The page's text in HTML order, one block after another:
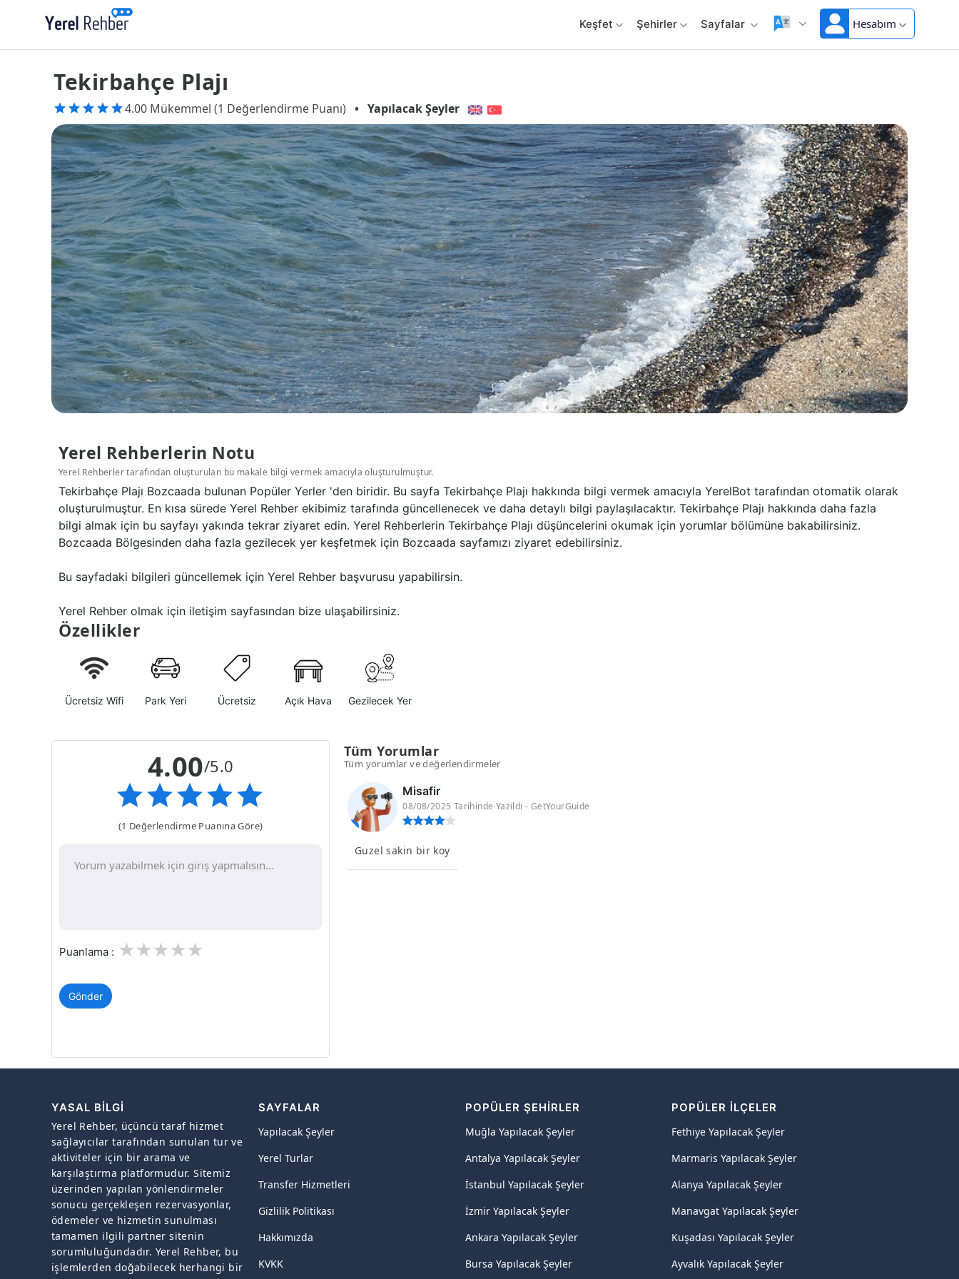
Keşfet Şehirler Sayfalar Hesabım
Tekirbahçe Plajı
4.00 Mükemmel (1 Değerlendirme Puanı) • Yapılacak Şeyler
Yerel Rehberlerin Notu
Yerel Rehberler tarafından oluşturulan bu makale bilgi vermek amacıyla oluşturulmuştur.
Tekirbahçe Plajı Bozcaada bulunan Popüler Yerler 'den biridir. Bu sayfa Tekirbahçe Plajı hakkında bilgi vermek amacıyla YerelBot tarafından otomatik olarak
oluşturulmuştur. En kısa sürede Yerel Rehber ekibimiz tarafında güncellenecek ve daha detaylı bilgi paylaşılacaktır. Tekirbahçe Plajı hakkında daha fazla
bilgi almak için bu sayfayı yakında tekrar ziyaret edin. Yerel Rehberlerin Tekirbahçe Plajı düşüncelerini okumak için yorumlar bölümüne bakabilirsiniz.
Bozcaada Bölgesinden daha fazla gezilecek yer keşfetmek için Bozcaada sayfamızı ziyaret edebilirsiniz.
Bu sayfadaki bilgileri güncellemek için Yerel Rehber başvurusu yapabilirsin.
Yerel Rehber olmak için iletişim sayfasından bize ulaşabilirsiniz.
Özellikler
Ücretsiz Wifi Park Yeri Ücretsiz Açık Hava Gezilecek Yer
4.00/5.0
(1 Değerlendirme Puanına Göre)
Puanlama : 3
2
1
Gönder
Tüm Yorumlar
Tüm yorumlar ve değerlendirmeler
Misafir
08/08/2025 Tarihinde Yazıldı - GetYourGuide
Guzel sakin bir koy
YASAL BILGI
Yerel Rehber, üçüncü taraf hizmet
sağlayıcılar tarafından sunulan tur ve
aktiviteler için bir arama ve
karşılaştırma platformudur. Sitemiz
üzerinden yapılan yönlendirmeler
sonucu gerçekleşen rezervasyonlar,
ödemeler ve hizmetin sunulması
tamamen ilgili partner sitenin
sorumluluğundadır. Yerel Rehber, bu
işlemlerden doğabilecek herhangi bir
SAYFALAR
Yapılacak Şeyler
Yerel Turlar
Transfer Hizmetleri
Gizlilik Politikası
Hakkımızda
KVKK
POPÜLER ŞEHIRLER
Muğla Yapılacak Şeyler
Antalya Yapılacak Şeyler
İstanbul Yapılacak Şeyler
İzmir Yapılacak Şeyler
Ankara Yapılacak Şeyler
Bursa Yapılacak Şeyler
POPÜLER İLÇELER
Fethiye Yapılacak Şeyler
Marmaris Yapılacak Şeyler
Alanya Yapılacak Şeyler
Manavgat Yapılacak Şeyler
Kuşadası Yapılacak Şeyler
Ayvalık Yapılacak Şeyler